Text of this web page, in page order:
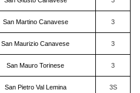
San Martino Canavese 3
San Maurizio Canavese 3
San Mauro Torinese 3
San Pietro Val Lemina 3S